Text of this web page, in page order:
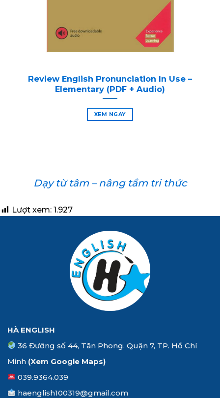
Review English Pronunciation In Use –
Elementary (PDF + Audio)
XEM NGAY
Dạy từ tâm – nâng tầm tri thức
Lượt xem: 1.927
HÀ ENGLISH
36 Đường số 44, Tân Phong, Quận 7, TP. Hồ Chí
Minh (Xem Google Maps)
039.9364.039
haenglish100319@gmail.com